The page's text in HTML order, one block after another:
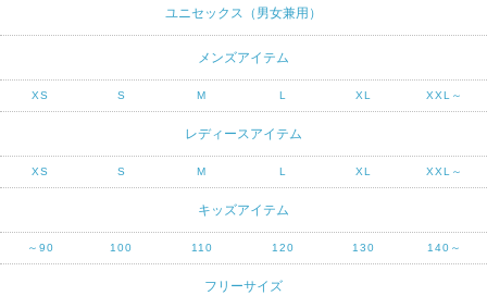
ユニセックス（男女兼用）
メンズアイテム
XS S M L XL XXL～
レディースアイテム
XS S M L XL XXL～
キッズアイテム
～90 100 110 120 130 140～
フリーサイズ